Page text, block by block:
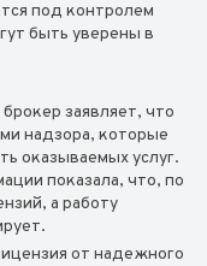
под контролем
быть уверены в
заявляет, что
надзора, которые
оказываемых услуг.
показала, что, по
а работу
от надежного